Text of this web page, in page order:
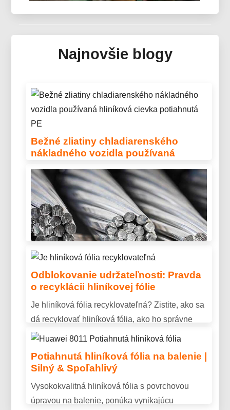
Kolektor
viacvrstvové nátery pre kolektory novej generácie.
Najnovšie blogy
Bežné zliatiny chladiarenského
nákladného vozidla používaná
Objavte bežné zliatiny chladiarenských vozidiel,
ktoré používajú hliníkovú cievku potiahnutú PE,
vrátane 3003, 3004, a 3105. Navrhnuté pre
vynikajúcu odolnosť proti korózii, tvárnosť, a
dlhotrvajúci vonkajší výkon.
& Vysvetlenie výhod
hliníka, kľúčové výhody, a prečo sa široko
používa pri prenose energie a priemyselných
aplikáciách.
Odblokovanie udržateľnosti: Pravda
o recyklácii hliníkovej fólie
Je hliníková fólia recyklovateľná? Zistite, ako sa
dá recyklovať hliníková fólia, ako ho správne
pripraviť, a prečo recyklácia pomáha znižovať
Potiahnutá hliníková fólia na balenie |
Silný & Spoľahlivý
Vysokokvalitná hliníková fólia s povrchovou
úpravou na balenie, ponúka vynikajúcu